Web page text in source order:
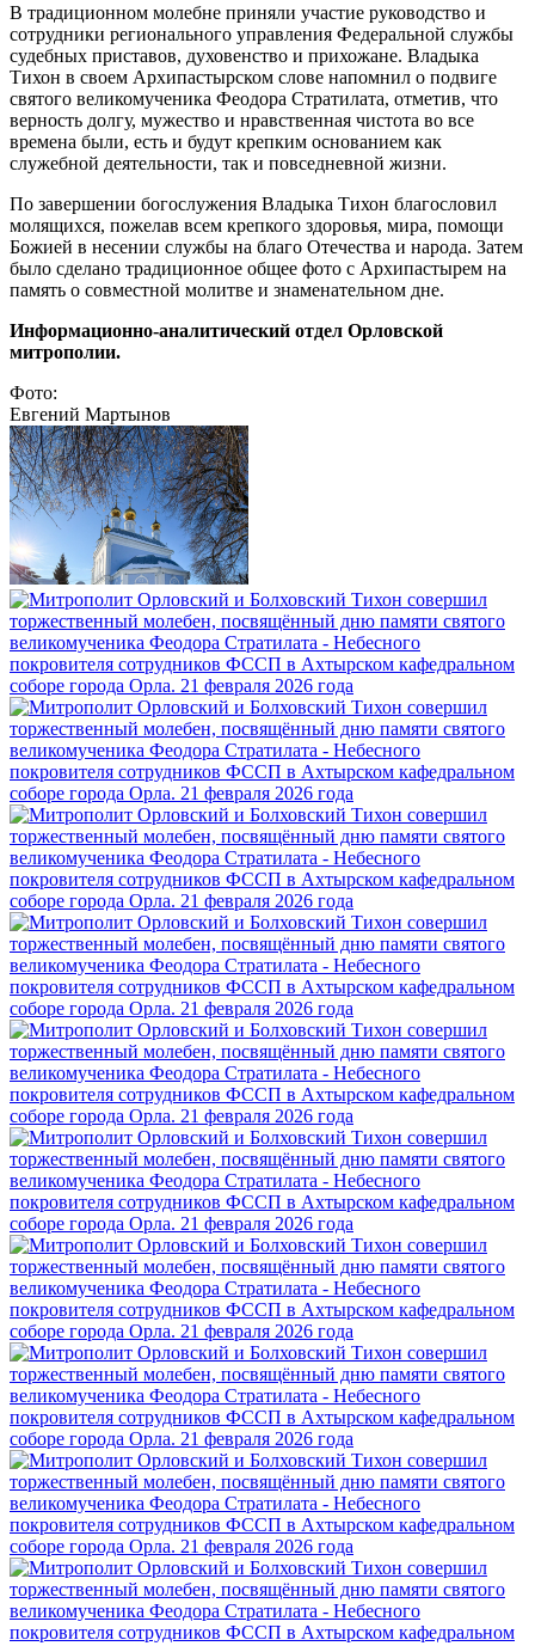
В традиционном молебне приняли участие руководство и
сотрудники регионального управления Федеральной службы
судебных приставов, духовенство и прихожане. Владыка
Тихон в своем Архипастырском слове напомнил о подвиге
святого великомученика Феодора Стратилата, отметив, что
верность долгу, мужество и нравственная чистота во все
времена были, есть и будут крепким основанием как
служебной деятельности, так и повседневной жизни.
По завершении богослужения Владыка Тихон благословил
молящихся, пожелав всем крепкого здоровья, мира, помощи
Божией в несении службы на благо Отечества и народа. Затем
было сделано традиционное общее фото с Архипастырем на
память о совместной молитве и знаменательном дне.
Информационно-аналитический отдел Орловской
митрополии.
Фото:
Евгений Мартынов